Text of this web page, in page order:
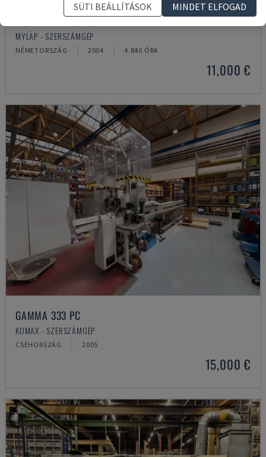
BLP 600/3S
MYLÄP - SZERSZÁMGÉP
NÉMETORSZÁG 2004 4.840 ÓRA
11,000 €
GAMMA 333 PC
KOMAX - SZERSZÁMGÉP
CSEHORSZÁG 2005
15,000 €
SÜTI BEÁLLÍTÁSOK
MINDET ELFOGAD